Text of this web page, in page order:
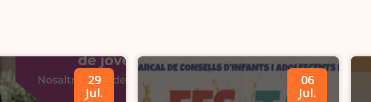
29
Jul.
06
Jul.